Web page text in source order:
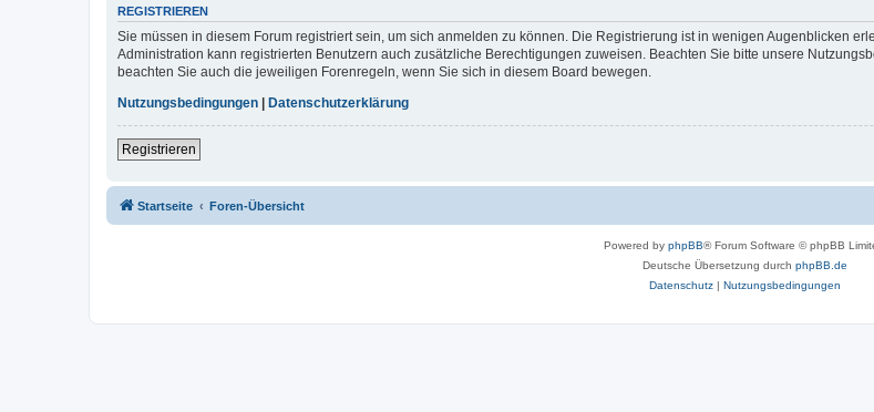
REGISTRIEREN
Sie müssen in diesem Forum registriert sein, um sich anmelden zu können. Die Registrierung ist in wenigen Augenblicken
Administration kann registrierten Benutzern auch zusätzliche Berechtigungen zuweisen. Beachten Sie bitte unsere
beachten Sie auch die jeweiligen Forenregeln, wenn Sie sich in diesem Board bewegen.
Nutzungsbedingungen | Datenschutzerklärung
Registrieren
Startseite Foren-Übersicht
Powered by phpBB® Forum Software © phpBB
Deutsche Übersetzung durch phpBB.de
Datenschutz| Nutzungsbedingungen